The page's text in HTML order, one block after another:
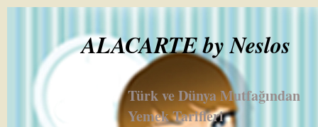
ALACARTE by Neslos
Türk ve Dünya Mutfağından
Yemek Tarifleri